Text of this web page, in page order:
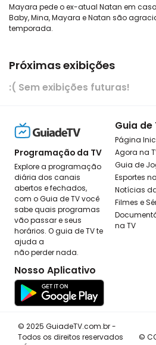
Mayara pede o ex-atual Natan em
Baby, Mina, Mayara e Natan são
temporada.
Próximas exibições
:( Sem exibições futuras!
Programação da TV
Explore a programação
diária dos canais
abertos e fechados,
com o Guia de TV você
sabe quais programas
vão passar e seus
horários. O guia de TV te
ajuda a
não perder nada.
Nosso Aplicativo
Guia de
Página
Agora na
Guia de
Esportes
Notícias
Filmes e
na TV
© 2025 GuiadeTV.com.br -
Todos os direitos reservados
©